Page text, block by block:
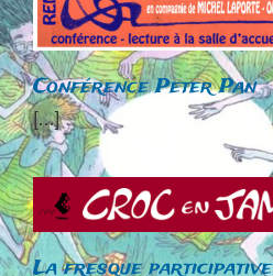
Conférence Peter Pan
[...]
La fresque participative